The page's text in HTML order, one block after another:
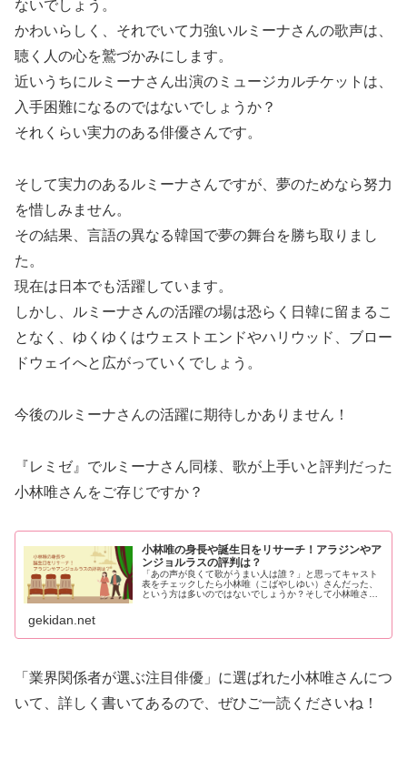
ないでしょう。
かわいらしく、それでいて力強いルミーナさんの歌声は、
聴く人の心を鷲づかみにします。
近いうちにルミーナさん出演のミュージカルチケットは、
入手困難になるのではないでしょうか？
それくらい実力のある俳優さんです。
そして実力のあるルミーナさんですが、夢のためなら努力
を惜しみません。
その結果、言語の異なる韓国で夢の舞台を勝ち取りまし
た。
現在は日本でも活躍しています。
しかし、ルミーナさんの活躍の場は恐らく日韓に留まるこ
となく、ゆくゆくはウェストエンドやハリウッド、ブロー
ドウェイへと広がっていくでしょう。
今後のルミーナさんの活躍に期待しかありません！
『レミゼ』でルミーナさん同様、歌が上手いと評判だった
小林唯さんをご存じですか？
小林唯の身長や誕生日をリサーチ！アラジンやア
ンジョルラスの評判は？
「あの声が良くて歌がうまい人は誰？」と思ってキャスト
表をチェックしたら小林唯（こばやしゆい）さんだった、
という方は多いのではないでしょうか？そして小林唯さん
gekidan.net
「業界関係者が選ぶ注目俳優」に選ばれた小林唯さんにつ
いて、詳しく書いてあるので、ぜひご一読くださいね！